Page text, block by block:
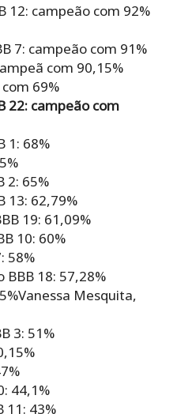
12: campeão com 92%
7: campeão com 91%
com 90,15%
69%
22: campeão com
1: 68%
2: 65%
13: 62,79%
19: 61,09%
10: 60%
58%
BBB 18: 57,28%
Mesquita,
3: 51%
44,1%
11: 43%